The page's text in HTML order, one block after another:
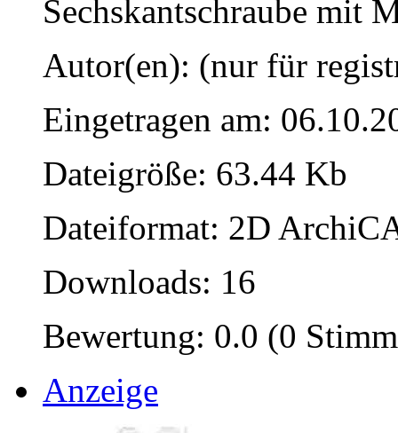
Sechskantschraube mit
Autor(en): (nur für
Eingetragen am:
Dateigröße: 63.44 Kb
Dateiformat: 2D
Downloads: 16
Bewertung: 0.0 (0
Anzeige